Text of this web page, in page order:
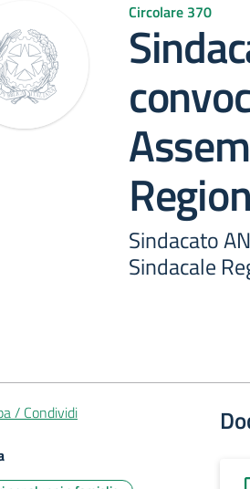
Circolare 370
Sindacato
Sindacale
/ Condividi